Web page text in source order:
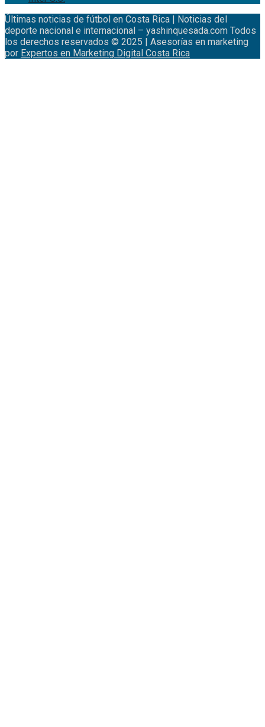
Últimas noticias de fútbol en Costa Rica | Noticias del
deporte nacional e internacional – yashinquesada.com Todos
los derechos reservados © 2025 | Asesorías en marketing
por Expertos en Marketing Digital Costa Rica